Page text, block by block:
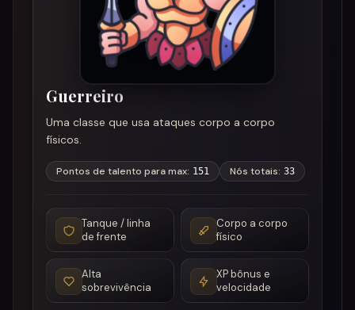
Guerreiro
Uma classe que usa ataques corpo a corpo
físicos.
Pontos de talento para max: 151 Nós totais: 33
Tanque / linha
de frente
Corpo a corpo
físico
Alta
sobrevivência
XP bônus e
velocidade